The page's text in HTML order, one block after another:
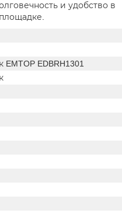
и удобство в
EDBRH1301